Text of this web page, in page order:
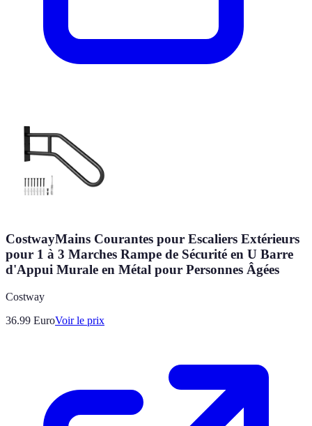
CostwayMains Courantes pour Escaliers Extérieurs
pour 1 à 3 Marches Rampe de Sécurité en U Barre
d'Appui Murale en Métal pour Personnes Âgées
Costway
36.99 EuroVoir le prix